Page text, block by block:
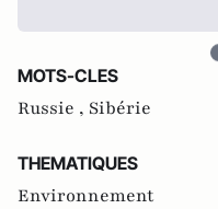
MOTS-CLES
Russie , Sibérie
THEMATIQUES
Environnement